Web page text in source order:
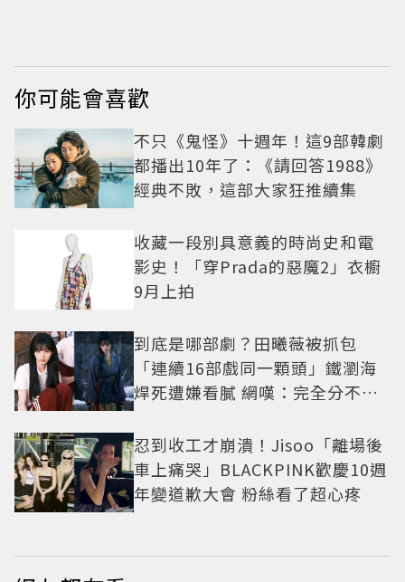
你可能會喜歡
不只《鬼怪》十週年！這9部韓劇
都播出10年了：《請回答1988》
經典不敗，這部大家狂推續集
收藏一段別具意義的時尚史和電
影史！「穿Prada的惡魔2」衣櫥
9月上拍
到底是哪部劇？田曦薇被抓包
「連續16部戲同一顆頭」鐵瀏海
焊死遭嫌看膩 網嘆：完全分不出
忍到收工才崩潰！Jisoo「離場後
車上痛哭」BLACKPINK歡慶10週
年變道歉大會 粉絲看了超心疼